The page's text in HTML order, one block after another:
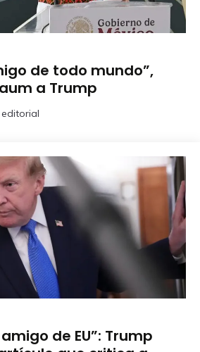
de todo mundo”,
a Trump
editorial
de EU”: Trump